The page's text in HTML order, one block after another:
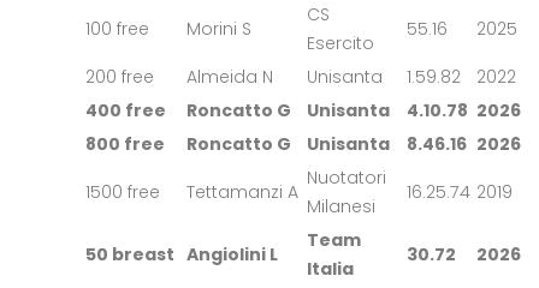
100 free Morini S
CS
Esercito
55.16
2025
200 free
Almeida N Unisanta 1.59.82
2022
400 free
Roncatto G Unisanta 4.10.78 2026
800 free
Roncatto G Unisanta 8.46.16 2026
1500 free
Tettamanzi A
Nuotatori
Milanesi
16.25.74 2019
50 breast Angiolini L
Team
Italia
30.72
2026